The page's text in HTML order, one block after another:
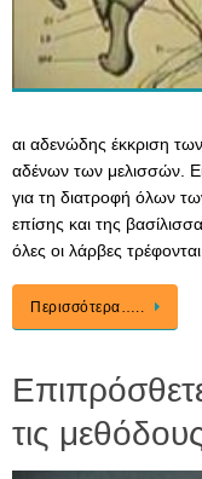
αι αδενώδης έκκριση
αδένων των μελισσών.
για τη διατροφή όλων
επίσης και της
όλες οι λάρβες
Περισσότερα…..
τις